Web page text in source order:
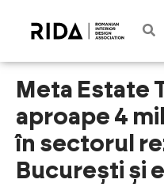
Meta Estate
aproape 4
în sectorul
București și